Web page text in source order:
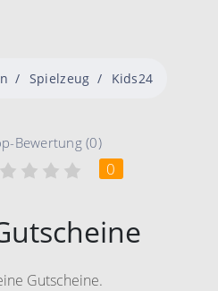
Spielzeug Kids24
Bewertung (0)
0
Gutscheine.